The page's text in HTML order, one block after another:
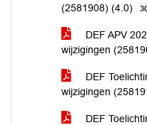
(2581908) (4.0)
DEF APV
wijzigingen
DEF
wijzigingen
DEF